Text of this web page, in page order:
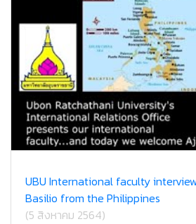
UBU International faculty
Basilio from the Philippines
(5 สิงหาคม 2564)